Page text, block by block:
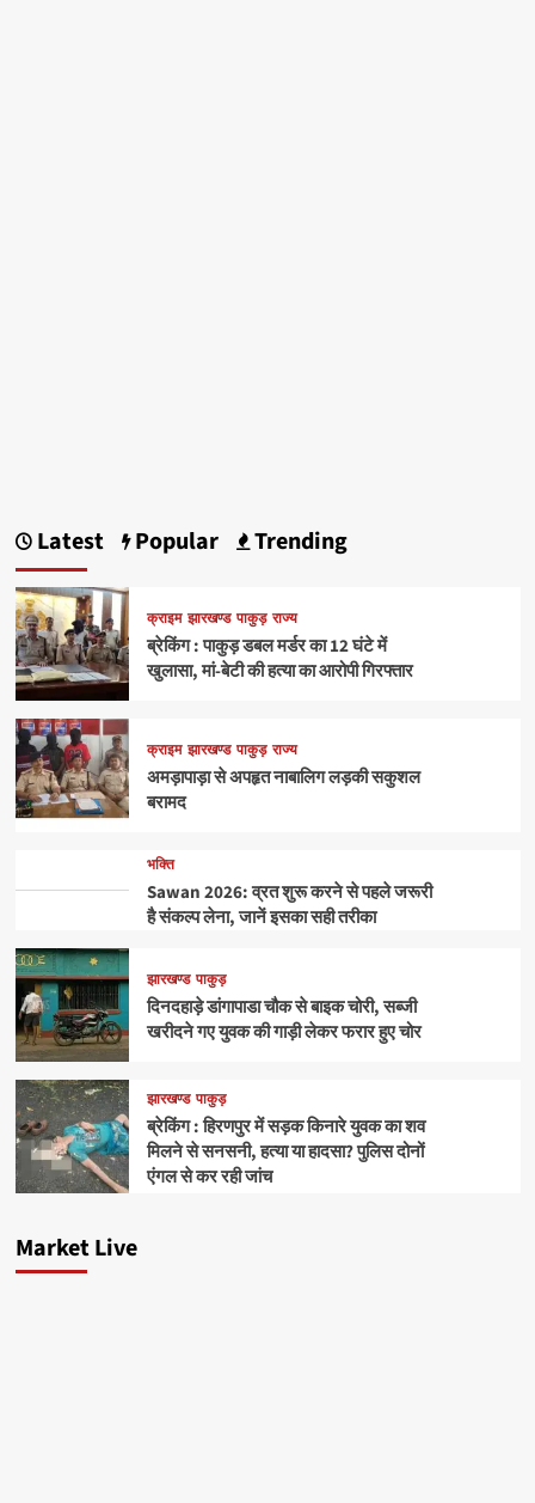
Latest Popular Trending
क्राइम झारखण्ड पाकुड़ राज्य
ब्रेकिंग : पाकुड़ डबल मर्डर का 12 घंटे में
खुलासा, मां-बेटी की हत्या का आरोपी गिरफ्तार
क्राइम झारखण्ड पाकुड़ राज्य
अमड़ापाड़ा से अपहृत नाबालिग लड़की सकुशल
बरामद
भक्ति
Sawan 2026: व्रत शुरू करने से पहले जरूरी
है संकल्प लेना, जानें इसका सही तरीका
झारखण्ड पाकुड़
दिनदहाड़े डांगापाडा चौक से बाइक चोरी, सब्जी
खरीदने गए युवक की गाड़ी लेकर फरार हुए चोर
झारखण्ड पाकुड़
ब्रेकिंग : हिरणपुर में सड़क किनारे युवक का शव
मिलने से सनसनी, हत्या या हादसा? पुलिस दोनों
एंगल से कर रही जांच
Market Live